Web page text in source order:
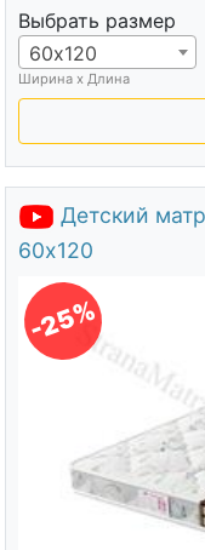
Выбрать размер
60х120
Ширина х Длина
Детский
60х120
-25%